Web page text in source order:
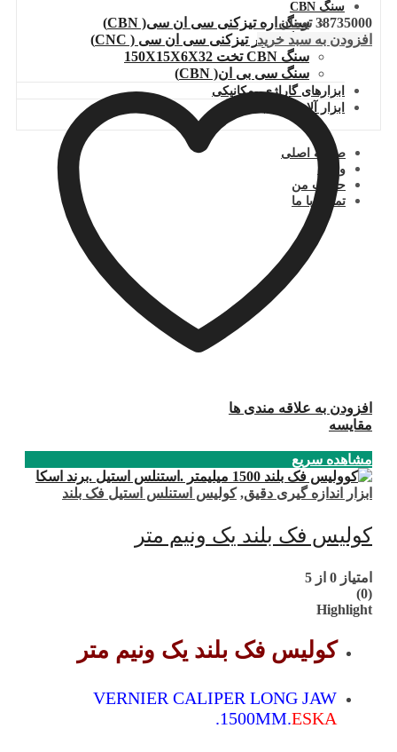
سنگ CBN
سنگ اره تیزکنی سی ان سی( CBN)
سنگ ابزار تیزکنی سی ان سی ( CNC)
سنگ CBN تخت 150X15X6X32
سنگ سی بی ان( CBN)
ابزارهای گاراژی -مکانیکی
ابزار آلات برقی
صفحه اصلی
وبلاگ
حساب من
تماس با ما
38735000 تومان
افزودن به سبد خرید
افزودن به علاقه مندی ها
مقایسه
مشاهده سریع
ابزار اندازه گیری دقیق,کولیس استنلس استیل فک بلند
کولیس فک بلند یک ونیم متر
امتیاز 0 از 5
(0)
Highlight
کولیس فک بلند یک ونیم متر
VERNIER CALIPER LONG JAW
.1500MM.ESKA